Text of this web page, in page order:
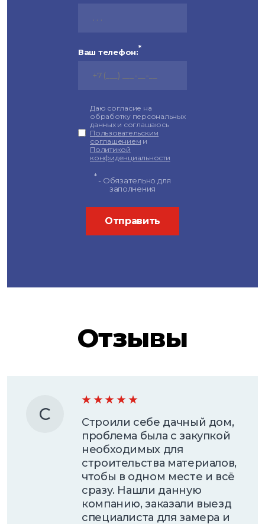
Ваш телефон:*
Даю согласие на
обработку персональных
данных и соглашаюсь
Пользовательским
соглашением и
Политикой
конфиденциальности
* - Обязательно для
заполнения
Отправить
Отзывы
С
Строили себе дачный дом,
проблема была с закупкой
необходимых для
строительства материалов,
чтобы в одном месте и всё
сразу. Нашли данную
компанию, заказали выезд
специалиста для замера и